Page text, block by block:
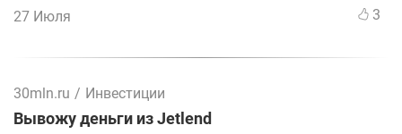
27 Июля 3
30mln.ru / Инвестиции
Вывожу деньги из Jetlend